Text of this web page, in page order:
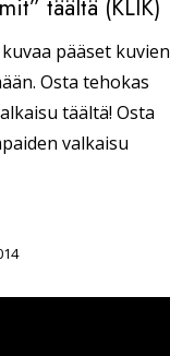
täältä (KLIK)
pääset kuvien
Osta tehokas
täältä! Osta
valkaisu